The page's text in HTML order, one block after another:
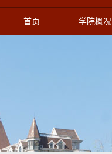
首页 学院概况